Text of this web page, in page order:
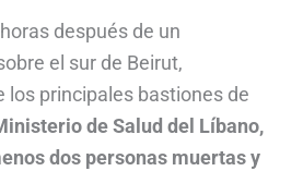
después de un
el sur de Beirut,
los principales bastiones de
de Salud del Líbano,
dos personas muertas y